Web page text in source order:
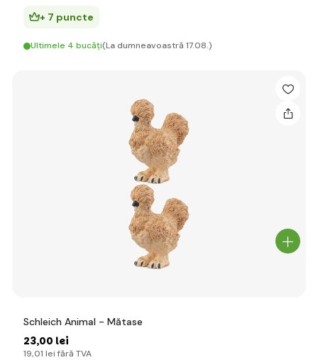
+ 7 puncte
Ultimele 4 bucăți(La dumneavoastră 17.08.)
Schleich Animal - Mătase
23,00 lei
19,01 lei fără TVA